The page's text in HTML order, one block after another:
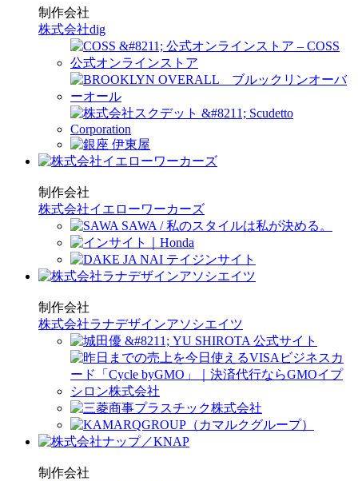
制作会社
株式会社dig
制作会社
株式会社イエローワーカーズ
制作会社
株式会社ラナデザインアソシエイツ
制作会社